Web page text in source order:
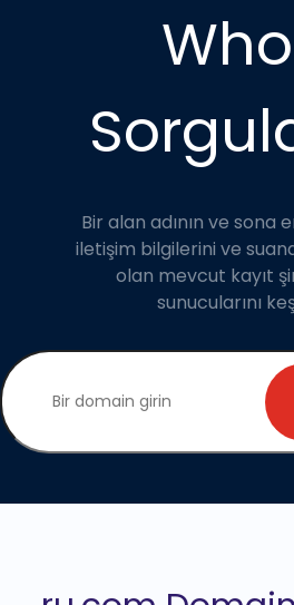
Bir alan adının ve sona
iletişim bilgilerini ve
olan mevcut kayıt
sunucularını